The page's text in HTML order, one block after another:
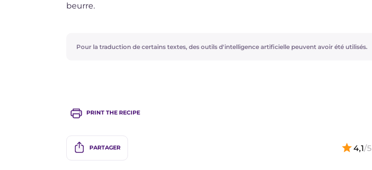
beurre.
Pour la traduction de certains textes, des outils d'intelligence artificielle peuvent avoir été utilisés.
PRINT THE RECIPE
PARTAGER 4,1/5